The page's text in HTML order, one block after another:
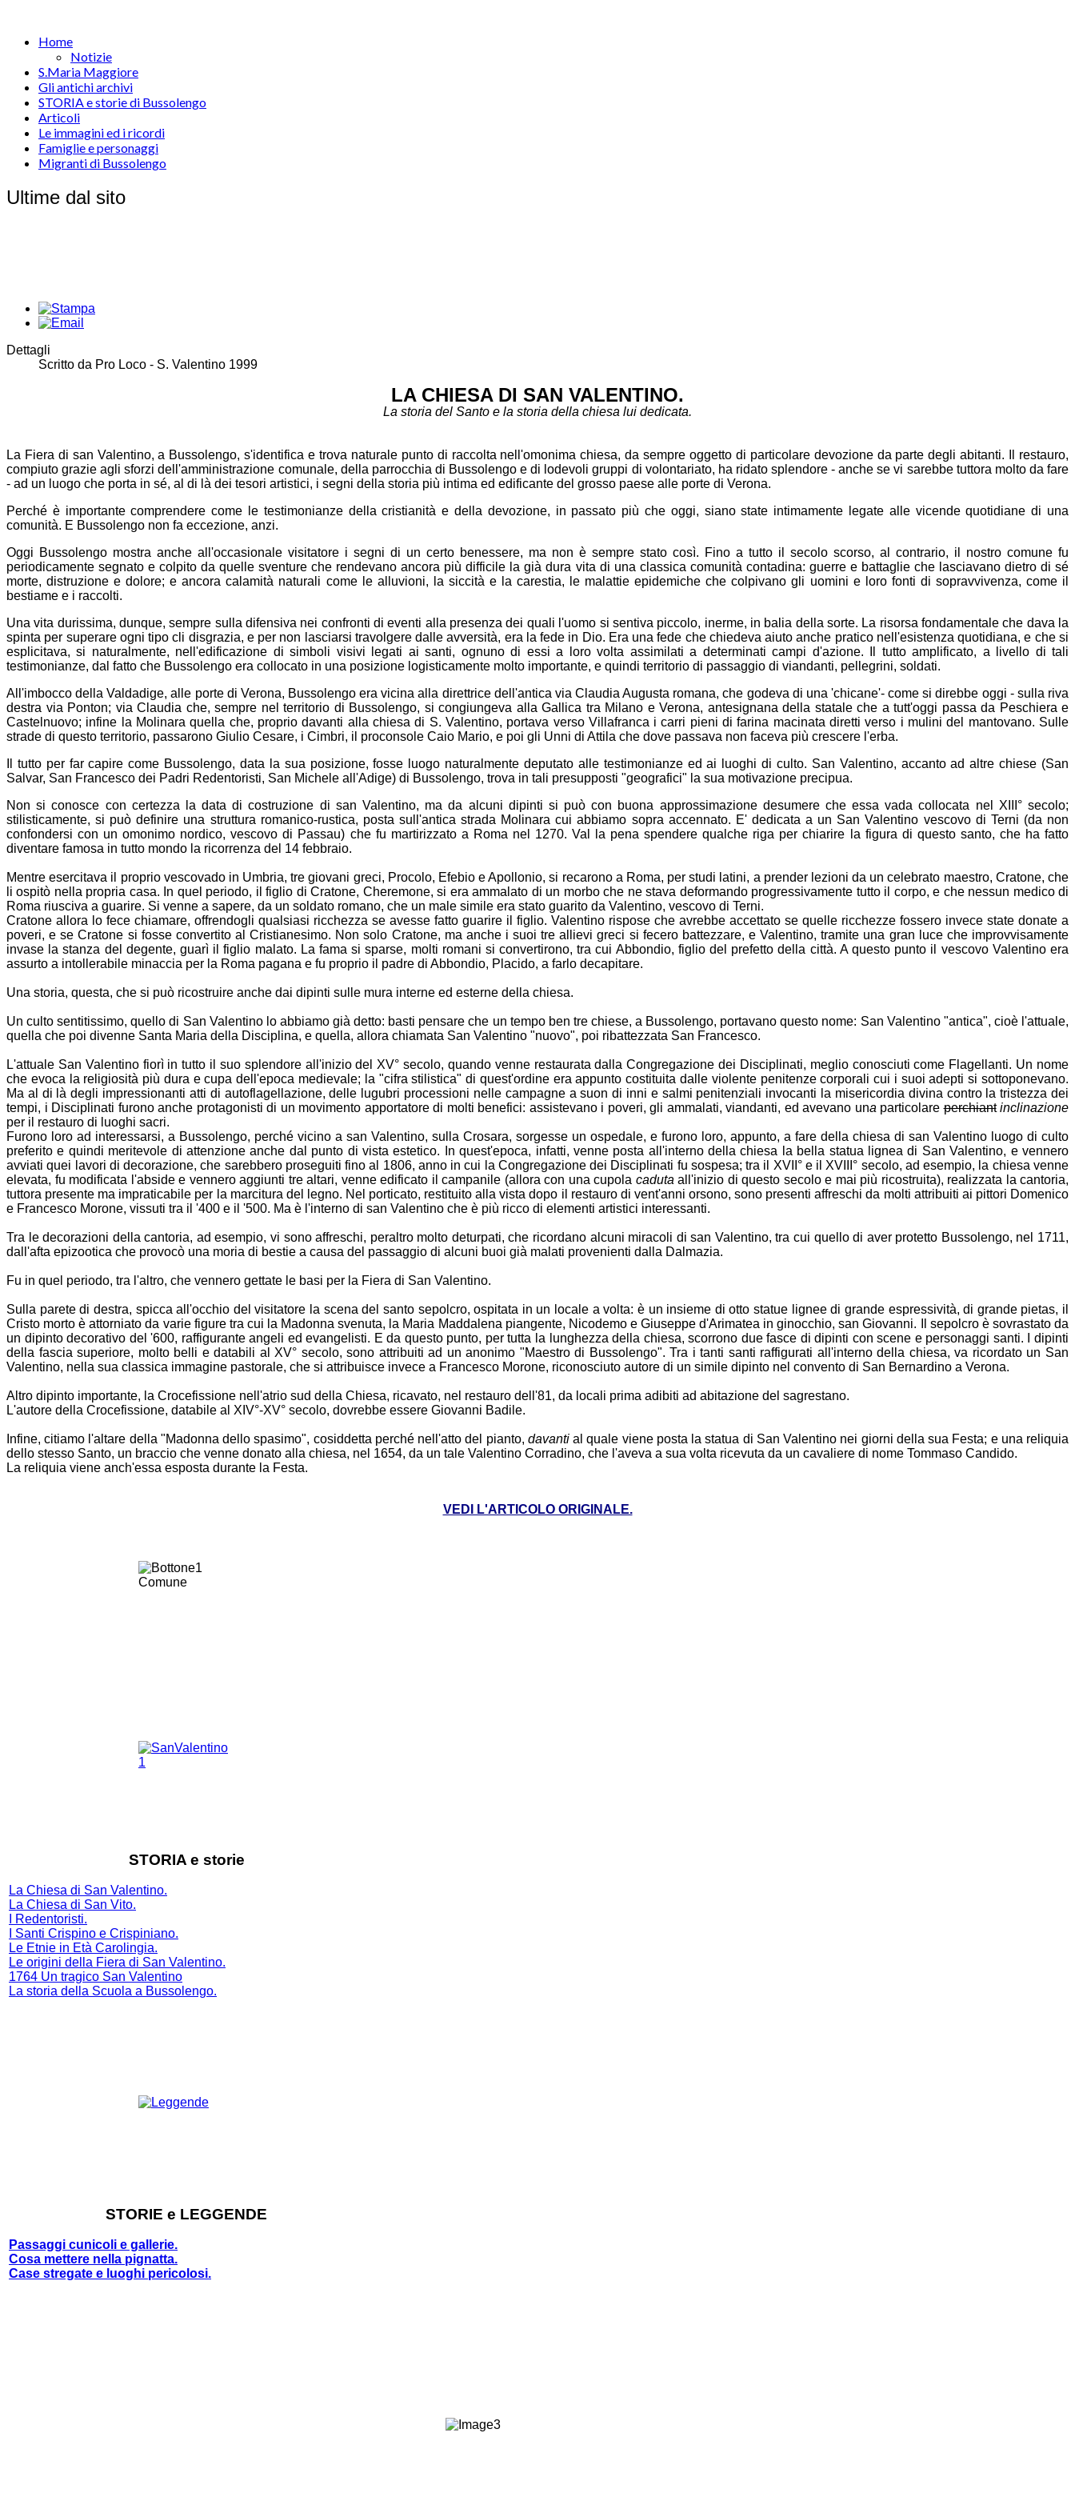
Home
Notizie
S.Maria Maggiore
Gli antichi archivi
STORIA e storie di Bussolengo
Articoli
Le immagini ed i ricordi
Famiglie e personaggi
Migranti di Bussolengo
Ultime dal sito
Dettagli
Scritto da Pro Loco - S. Valentino 1999
LA CHIESA DI SAN VALENTINO.
La storia del Santo e la storia della chiesa lui dedicata.
La Fiera di san Valentino, a Bussolengo, s'identifica e trova naturale punto di raccolta nell'omonima chiesa, da sempre oggetto di particolare devozione da parte degli abitanti. Il restauro,
compiuto grazie agli sforzi dell'amministrazione comunale, della parrocchia di Bussolengo e di lodevoli gruppi di volontariato, ha ridato splendore - anche se vi sarebbe tuttora molto da fare
- ad un luogo che porta in sé, al di là dei tesori artistici, i segni della storia più intima ed edificante del grosso paese alle porte di Verona.
Perché è importante comprendere come le testimonianze della cristianità e della devozione, in passato più che oggi, siano state intimamente legate alle vicende quotidiane di una
comunità. E Bussolengo non fa eccezione, anzi.
Oggi Bussolengo mostra anche all'occasionale visitatore i segni di un certo benessere, ma non è sempre stato così. Fino a tutto il secolo scorso, al contrario, il nostro comune fu
periodicamente segnato e colpito da quelle sventure che rendevano ancora più difficile la già dura vita di una classica comunità contadina: guerre e battaglie che lasciavano dietro di sé
morte, distruzione e dolore; e ancora calamità naturali come le alluvioni, la siccità e la carestia, le malattie epidemiche che colpivano gli uomini e loro fonti di sopravvivenza, come il
bestiame e i raccolti.
Una vita durissima, dunque, sempre sulla difensiva nei confronti di eventi alla presenza dei quali l'uomo si sentiva piccolo, inerme, in balia della sorte. La risorsa fondamentale che dava la
spinta per superare ogni tipo cli disgrazia, e per non lasciarsi travolgere dalle avversità, era la fede in Dio. Era una fede che chiedeva aiuto anche pratico nell'esistenza quotidiana, e che si
esplicitava, si naturalmente, nell'edificazione di simboli visivi legati ai santi, ognuno di essi a loro volta assimilati a determinati campi d'azione. Il tutto amplificato, a livello di tali
testimonianze, dal fatto che Bussolengo era collocato in una posizione logisticamente molto importante, e quindi territorio di passaggio di viandanti, pellegrini, soldati.
All'imbocco della Valdadige, alle porte di Verona, Bussolengo era vicina alla direttrice dell'antica via Claudia Augusta romana, che godeva di una 'chicane'- come si direbbe oggi - sulla riva
destra via Ponton; via Claudia che, sempre nel territorio di Bussolengo, si congiungeva alla Gallica tra Milano e Verona, antesignana della statale che a tutt'oggi passa da Peschiera e
Castelnuovo; infine la Molinara quella che, proprio davanti alla chiesa di S. Valentino, portava verso Villafranca i carri pieni di farina macinata diretti verso i mulini del mantovano. Sulle
strade di questo territorio, passarono Giulio Cesare, i Cimbri, il proconsole Caio Mario, e poi gli Unni di Attila che dove passava non faceva più crescere l'erba.
Il tutto per far capire come Bussolengo, data la sua posizione, fosse luogo naturalmente deputato alle testimonianze ed ai luoghi di culto. San Valentino, accanto ad altre chiese (San
Salvar, San Francesco dei Padri Redentoristi, San Michele all'Adige) di Bussolengo, trova in tali presupposti "geografici" la sua motivazione precipua.
Non si conosce con certezza la data di costruzione di san Valentino, ma da alcuni dipinti si può con buona approssimazione desumere che essa vada collocata nel XIII° secolo;
stilisticamente, si può definire una struttura romanico-rustica, posta sull'antica strada Molinara cui abbiamo sopra accennato. E' dedicata a un San Valentino vescovo di Terni (da non
confondersi con un omonimo nordico, vescovo di Passau) che fu martirizzato a Roma nel 1270. Val la pena spendere qualche riga per chiarire la figura di questo santo, che ha fatto
diventare famosa in tutto mondo la ricorrenza del 14 febbraio.
Mentre esercitava il proprio vescovado in Umbria, tre giovani greci, Procolo, Efebio e Apollonio, si recarono a Roma, per studi latini, a prender lezioni da un celebrato maestro, Cratone, che
li ospitò nella propria casa. In quel periodo, il figlio di Cratone, Cheremone, si era ammalato di un morbo che ne stava deformando progressivamente tutto il corpo, e che nessun medico di
Roma riusciva a guarire. Si venne a sapere, da un soldato romano, che un male simile era stato guarito da Valentino, vescovo di Terni.
Cratone allora lo fece chiamare, offrendogli qualsiasi ricchezza se avesse fatto guarire il figlio. Valentino rispose che avrebbe accettato se quelle ricchezze fossero invece state donate a
poveri, e se Cratone si fosse convertito al Cristianesimo. Non solo Cratone, ma anche i suoi tre allievi greci si fecero battezzare, e Valentino, tramite una gran luce che improvvisamente
invase la stanza del degente, guarì il figlio malato. La fama si sparse, molti romani si convertirono, tra cui Abbondio, figlio del prefetto della città. A questo punto il vescovo Valentino era
assurto a intollerabile minaccia per la Roma pagana e fu proprio il padre di Abbondio, Placido, a farlo decapitare.
Una storia, questa, che si può ricostruire anche dai dipinti sulle mura interne ed esterne della chiesa.
Un culto sentitissimo, quello di San Valentino lo abbiamo già detto: basti pensare che un tempo ben tre chiese, a Bussolengo, portavano questo nome: San Valentino "antica", cioè l'attuale,
quella che poi divenne Santa Maria della Disciplina, e quella, allora chiamata San Valentino "nuovo", poi ribattezzata San Francesco.
L'attuale San Valentino fiorì in tutto il suo splendore all'inizio del XV° secolo, quando venne restaurata dalla Congregazione dei Disciplinati, meglio conosciuti come Flagellanti. Un nome
che evoca la religiosità più dura e cupa dell'epoca medievale; la "cifra stilistica" di quest'ordine era appunto costituita dalle violente penitenze corporali cui i suoi adepti si sottoponevano.
Ma al di là degli impressionanti atti di autoflagellazione, delle lugubri processioni nelle campagne a suon di inni e salmi penitenziali invocanti la misericordia divina contro la tristezza dei
tempi, i Disciplinati furono anche protagonisti di un movimento apportatore di molti benefici: assistevano i poveri, gli ammalati, viandanti, ed avevano una particolareperchiantinclinazione
per il restauro di luoghi sacri.
Furono loro ad interessarsi, a Bussolengo, perché vicino a san Valentino, sulla Crosara, sorgesse un ospedale, e furono loro, appunto, a fare della chiesa di san Valentino luogo di culto
preferito e quindi meritevole di attenzione anche dal punto di vista estetico. In quest'epoca, infatti, venne posta all'interno della chiesa la bella statua lignea di San Valentino, e vennero
avviati quei lavori di decorazione, che sarebbero proseguiti fino al 1806, anno in cui la Congregazione dei Disciplinati fu sospesa; tra il XVII° e il XVIII° secolo, ad esempio, la chiesa venne
elevata, fu modificata l'abside e vennero aggiunti tre altari, venne edificato il campanile (allora con una cupola caduta all'inizio di questo secolo e mai più ricostruita), realizzata la cantoria,
tuttora presente ma impraticabile per la marcitura del legno. Nel porticato, restituito alla vista dopo il restauro di vent'anni orsono, sono presenti affreschi da molti attribuiti ai pittori Domenico
e Francesco Morone, vissuti tra il '400 e il '500. Ma è l'interno di san Valentino che è più ricco di elementi artistici interessanti.
Tra le decorazioni della cantoria, ad esempio, vi sono affreschi, peraltro molto deturpati, che ricordano alcuni miracoli di san Valentino, tra cui quello di aver protetto Bussolengo, nel 1711,
dall'afta epizootica che provocò una moria di bestie a causa del passaggio di alcuni buoi già malati provenienti dalla Dalmazia.
Fu in quel periodo, tra l'altro, che vennero gettate le basi per la Fiera di San Valentino.
Sulla parete di destra, spicca all'occhio del visitatore la scena del santo sepolcro, ospitata in un locale a volta: è un insieme di otto statue lignee di grande espressività, di grande pietas, il
Cristo morto è attorniato da varie figure tra cui la Madonna svenuta, la Maria Maddalena piangente, Nicodemo e Giuseppe d'Arimatea in ginocchio, san Giovanni. Il sepolcro è sovrastato da
un dipinto decorativo del '600, raffigurante angeli ed evangelisti. E da questo punto, per tutta la lunghezza della chiesa, scorrono due fasce di dipinti con scene e personaggi santi. I dipinti
della fascia superiore, molto belli e databili al XV° secolo, sono attribuiti ad un anonimo "Maestro di Bussolengo". Tra i tanti santi raffigurati all'interno della chiesa, va ricordato un San
Valentino, nella sua classica immagine pastorale, che si attribuisce invece a Francesco Morone, riconosciuto autore di un simile dipinto nel convento di San Bernardino a Verona.
Altro dipinto importante, la Crocefissione nell'atrio sud della Chiesa, ricavato, nel restauro dell'81, da locali prima adibiti ad abitazione del sagrestano.
L'autore della Crocefissione, databile al XIV°-XV° secolo, dovrebbe essere Giovanni Badile.
Infine, citiamo l'altare della "Madonna dello spasimo", cosiddetta perché nell'atto del pianto, davantial quale viene posta la statua di San Valentino nei giorni della sua Festa; e una reliquia
dello stesso Santo, un braccio che venne donato alla chiesa, nel 1654, da un tale Valentino Corradino, che l'aveva a sua volta ricevuta da un cavaliere di nome Tommaso Candido.
La reliquia viene anch'essa esposta durante la Festa.
VEDI L'ARTICOLO ORIGINALE.
STORIA e storie
La Chiesa di San Valentino.
La Chiesa di San Vito.
I Redentoristi.
I Santi Crispino e Crispiniano.
Le Etnie in Età Carolingia.
Le origini della Fiera di San Valentino.
1764 Un tragico San Valentino
La storia della Scuola a Bussolengo.
STORIE e LEGGENDE
Passaggi cunicoli e gallerie.
Cosa mettere nella pignatta.
Case stregate e luoghi pericolosi.